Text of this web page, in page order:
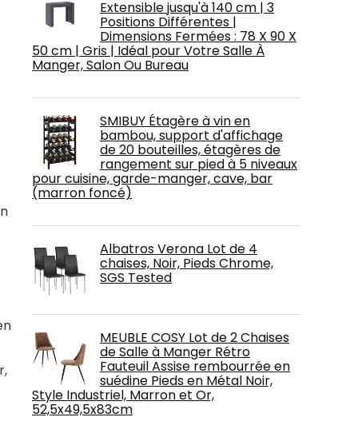
Extensible jusqu'à 140 cm | 3
Positions Différentes |
Dimensions Fermées : 78 X 90 X
50 cm | Gris | Idéal pour Votre Salle À
Manger, Salon Ou Bureau
SMIBUY Étagère à vin en
bambou, support d'affichage
de 20 bouteilles, étagères de
rangement sur pied à 5 niveaux
pour cuisine, garde-manger, cave, bar
(marron foncé)
Albatros Verona Lot de 4
chaises, Noir, Pieds Chrome,
SGS Tested
MEUBLE COSY Lot de 2 Chaises
de Salle à Manger Rétro
Fauteuil Assise rembourrée en
suédine Pieds en Métal Noir,
Style Industriel, Marron et Or,
52,5x49,5x83cm